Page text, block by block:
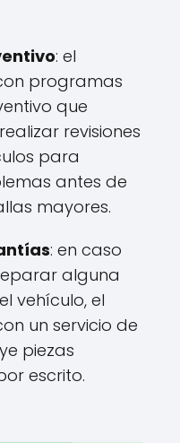
: el
programas
que
revisiones
para
antes de
mayores.
: en caso
alguna
vehículo, el
un servicio de
piezas
escrito.